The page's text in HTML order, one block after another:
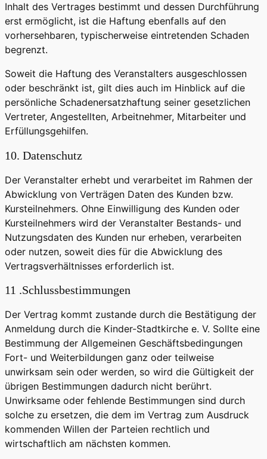
Inhalt des Vertrages bestimmt und dessen Durchführung
erst ermöglicht, ist die Haftung ebenfalls auf den
vorhersehbaren, typischerweise eintretenden Schaden
begrenzt.
Soweit die Haftung des Veranstalters ausgeschlossen
oder beschränkt ist, gilt dies auch im Hinblick auf die
persönliche Schadenersatzhaftung seiner gesetzlichen
Vertreter, Angestellten, Arbeitnehmer, Mitarbeiter und
Erfüllungsgehilfen.
10. Datenschutz
Der Veranstalter erhebt und verarbeitet im Rahmen der
Abwicklung von Verträgen Daten des Kunden bzw.
Kursteilnehmers. Ohne Einwilligung des Kunden oder
Kursteilnehmers wird der Veranstalter Bestands- und
Nutzungsdaten des Kunden nur erheben, verarbeiten
oder nutzen, soweit dies für die Abwicklung des
Vertragsverhältnisses erforderlich ist.
11 .Schlussbestimmungen
Der Vertrag kommt zustande durch die Bestätigung der
Anmeldung durch die Kinder-Stadtkirche e. V. Sollte eine
Bestimmung der Allgemeinen Geschäftsbedingungen
Fort- und Weiterbildungen ganz oder teilweise
unwirksam sein oder werden, so wird die Gültigkeit der
übrigen Bestimmungen dadurch nicht berührt.
Unwirksame oder fehlende Bestimmungen sind durch
solche zu ersetzen, die dem im Vertrag zum Ausdruck
kommenden Willen der Parteien rechtlich und
wirtschaftlich am nächsten kommen.